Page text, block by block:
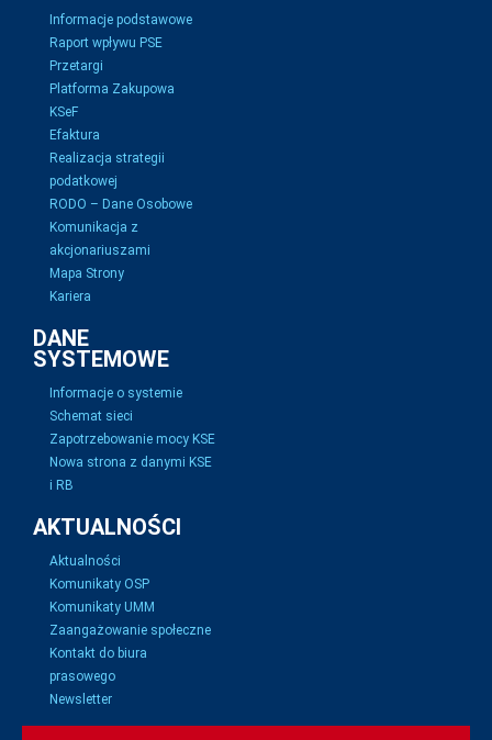
Informacje podstawowe
Raport wpływu PSE
Przetargi
Platforma Zakupowa
KSeF
Efaktura
Realizacja strategii
podatkowej
RODO – Dane Osobowe
Komunikacja z
akcjonariuszami
Mapa Strony
Kariera
DANE
SYSTEMOWE
Informacje o systemie
Schemat sieci
Zapotrzebowanie mocy KSE
Nowa strona z danymi KSE
i RB
AKTUALNOŚCI
Aktualności
Komunikaty OSP
Komunikaty UMM
Zaangażowanie społeczne
Kontakt do biura
prasowego
Newsletter